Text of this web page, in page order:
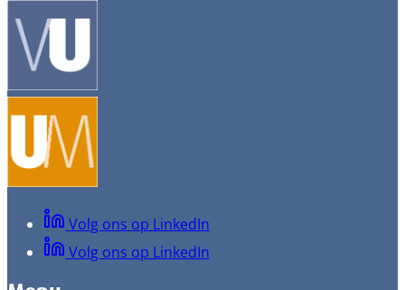
Volg ons op LinkedIn
Volg ons op LinkedIn